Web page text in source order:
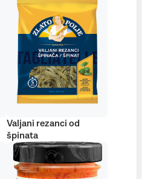
Valjani rezanci od
špinata